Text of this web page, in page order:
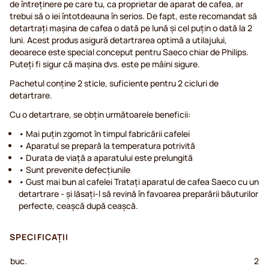
de întreținere pe care tu, ca proprietar de aparat de cafea, ar
trebui să o iei întotdeauna în serios. De fapt, este recomandat să
detartrați mașina de cafea o dată pe lună și cel puțin o dată la 2
luni. Acest produs asigură detartrarea optimă a utilajului,
deoarece este special conceput pentru Saeco chiar de Philips.
Puteți fi sigur că mașina dvs. este pe mâini sigure.
Pachetul conţine 2 sticle, suficiente pentru 2 cicluri de
detartrare.
Cu o detartrare, se obţin următoarele beneficii:
• Mai puţin zgomot în timpul fabricării cafelei
• Aparatul se prepară la temperatura potrivită
• Durata de viaţă a aparatului este prelungită
• Sunt prevenite defecţiunile
• Gust mai bun al cafelei Trataţi aparatul de cafea Saeco cu un
detartrare - şi lăsaţi-l să revină în favoarea preparării băuturilor
perfecte, ceaşcă după ceaşcă.
SPECIFICAȚII
buc. 2